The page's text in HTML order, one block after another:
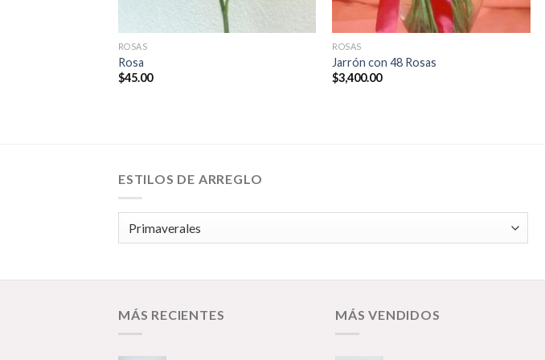
ROSAS
Rosa
$45.00
ROSAS
Jarrón con 48 Rosas
$3,400.00
ESTILOS DE ARREGLO
MÁS RECIENTES MÁS VENDIDOS